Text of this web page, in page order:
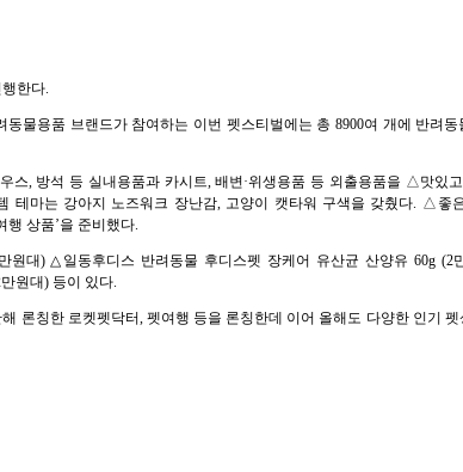
한다.
물용품 브랜드가 참여하는 이번 펫스티벌에는 총 8900여 개에 반려동
, 방석 등 실내용품과 카시트, 배변·위생용품 등 외출용품을 △맛있
테마는 강아지 노즈워크 장난감, 고양이 캣타워 구색을 갖췄다. △좋
행 상품’을 준비했다.
대) △일동후디스 반려동물 후디스펫 장케어 유산균 산양유 60g (2
원대) 등이 있다.
론칭한 로켓펫닥터, 펫여행 등을 론칭한데 이어 올해도 다양한 인기 펫